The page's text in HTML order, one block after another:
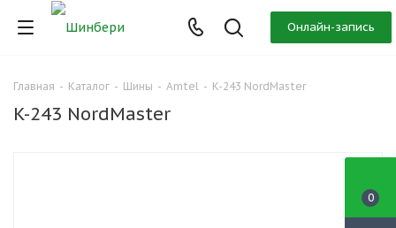
Онлайн-запись
Главная - Каталог - Шины - Amtel - K-243 NordMaster
K-243 NordMaster
0